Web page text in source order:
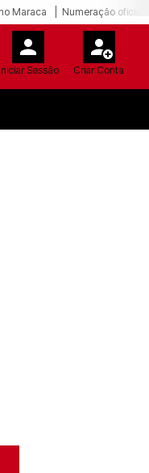
Maraca Numeração oficial
Iniciar Sessão Criar Conta